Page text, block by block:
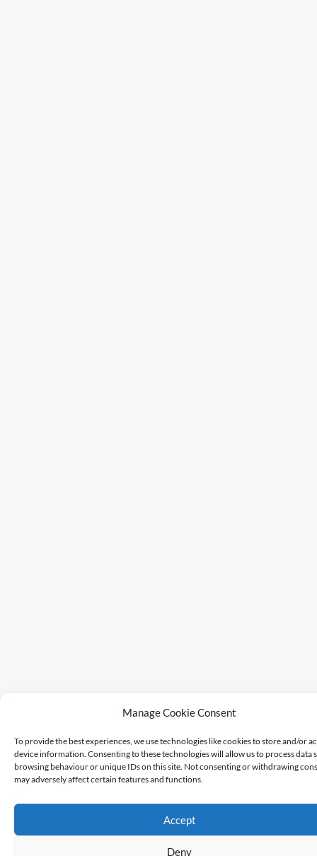
Manage Cookie Consent
To provide the best experiences, we use technologies like cookies to store and/or
device information. Consenting to these technologies will allow us to process data
browsing behaviour or unique IDs on this site. Not consenting or withdrawing
may adversely affect certain features and functions.
Accept
Deny